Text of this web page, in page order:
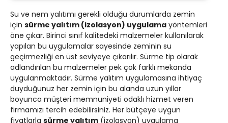
Su ve nem yalıtımı gerekli olduğu durumlarda zemin
için sürme yalıtım (izolasyon) uygulama yöntemleri
öne çıkar. Birinci sınıf kalitedeki malzemeler kullanılarak
yapılan bu uygulamalar sayesinde zeminin su
geçirmezliği en üst seviyeye çıkarılır. Sürme tip olarak
adlandırılan bu malzemeler pek çok farklı mekanda
uygulanmaktadır. Sürme yalıtım uygulamasına ihtiyaç
duyduğunuz her zemin için bu alanda uzun yıllar
boyunca müşteri memnuniyeti odaklı hizmet veren
firmamızı tercih edebilirsiniz. Her bütçeye uygun
fiyatlarla sürme yalıtım (izolasyon) uygulama